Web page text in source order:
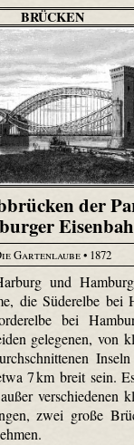
BRÜCKEN
der
Gartenlaube• 1872
und
die Süderelbe bei
bei
gelegenen, von
7 km breit sein.
verschiedenen
zwei große